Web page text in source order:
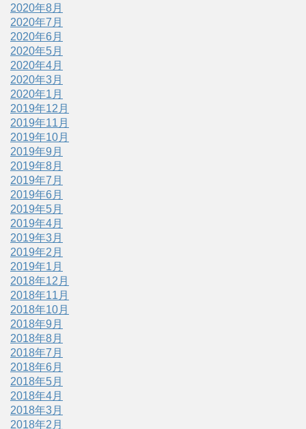
2020年8月
2020年7月
2020年6月
2020年5月
2020年4月
2020年3月
2020年1月
2019年12月
2019年11月
2019年10月
2019年9月
2019年8月
2019年7月
2019年6月
2019年5月
2019年4月
2019年3月
2019年2月
2019年1月
2018年12月
2018年11月
2018年10月
2018年9月
2018年8月
2018年7月
2018年6月
2018年5月
2018年4月
2018年3月
2018年2月